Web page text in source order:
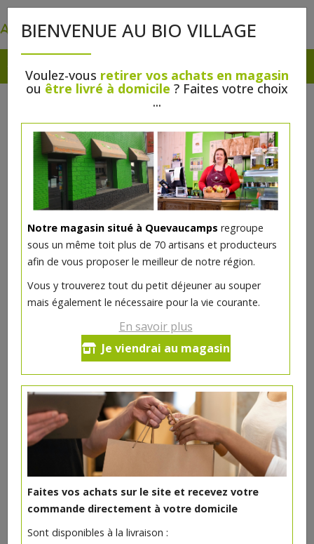
BIENVENUE AU BIO VILLAGE
Voulez-vous retirer vos achats en magasin
ou être livré à domicile ? Faites votre choix
...
Notre magasin situé à Quevaucamps regroupe
sous un même toit plus de 70 artisans et producteurs
afin de vous proposer le meilleur de notre région.
Vous y trouverez tout du petit déjeuner au souper
mais également le nécessaire pour la vie courante.
En savoir plus
Je viendrai au magasin
Faites vos achats sur le site et recevez votre
commande directement à votre domicile
Sont disponibles à la livraison :
GrandMir Ambrée bio 33 cl
- 1 pc +
2.37€
Réception souhaitée le
DANS LA MÊME CATÉGORIE ...